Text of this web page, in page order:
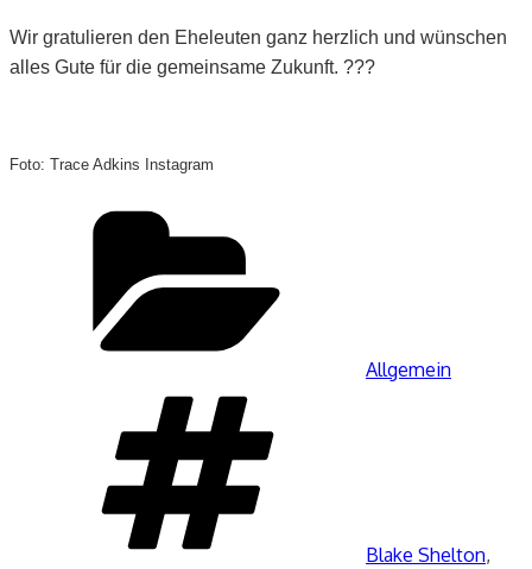
Wir gratulieren den Eheleuten ganz herzlich und wünschen
alles Gute für die gemeinsame Zukunft. ???
Foto: Trace Adkins Instagram
Allgemein
Blake Shelton,